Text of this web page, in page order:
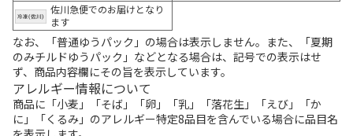
佐川急便でのお届けとなり
ます
なお、「普通ゆうパック」の場合は表示しません。また、「夏期
のみチルドゆうパック」などとなる場合は、記号での表示はせ
ず、商品内容欄にその旨を表示しています。
アレルギー情報について
商品に「小麦」「そば」「卵」「乳」「落花生」「えび」「か
に」「くるみ」のアレルギー特定8品目を含んでいる場合に品目名